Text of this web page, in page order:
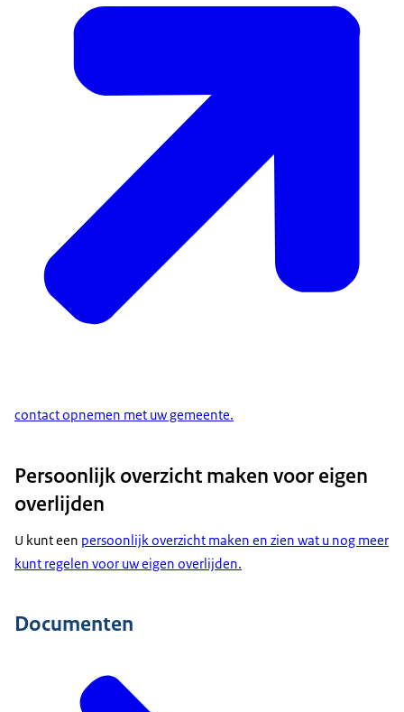
contact opnemen met uw gemeente.
Persoonlijk overzicht maken voor eigen
overlijden
U kunt een persoonlijk overzicht maken en zien wat u nog meer
kunt regelen voor uw eigen overlijden.
Documenten